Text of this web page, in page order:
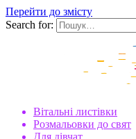
Перейти до змісту
Search for:
Вітальні листівки
Розмальовки до свят
Для дівчат